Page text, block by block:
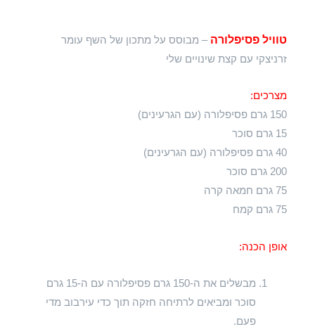
טוויל פסיפלורה – מבוסס על מתכון של השף עומר
זרניצקי עם קצת שינויים שלי
מצרכים:
150 גרם פסיפלורה (עם הגרעינים)
15 גרם סוכר
40 גרם פסיפלורה (עם הגרעינים)
200 גרם סוכר
75 גרם חמאה קרה
75 גרם קמח
אופן הכנה:
מבשלים את ה-150 גרם פסיפלורה עם ה-15 גרם
סוכר ומביאים לרתיחה חזקה תוך כדי עירבוב מדי
פעם.